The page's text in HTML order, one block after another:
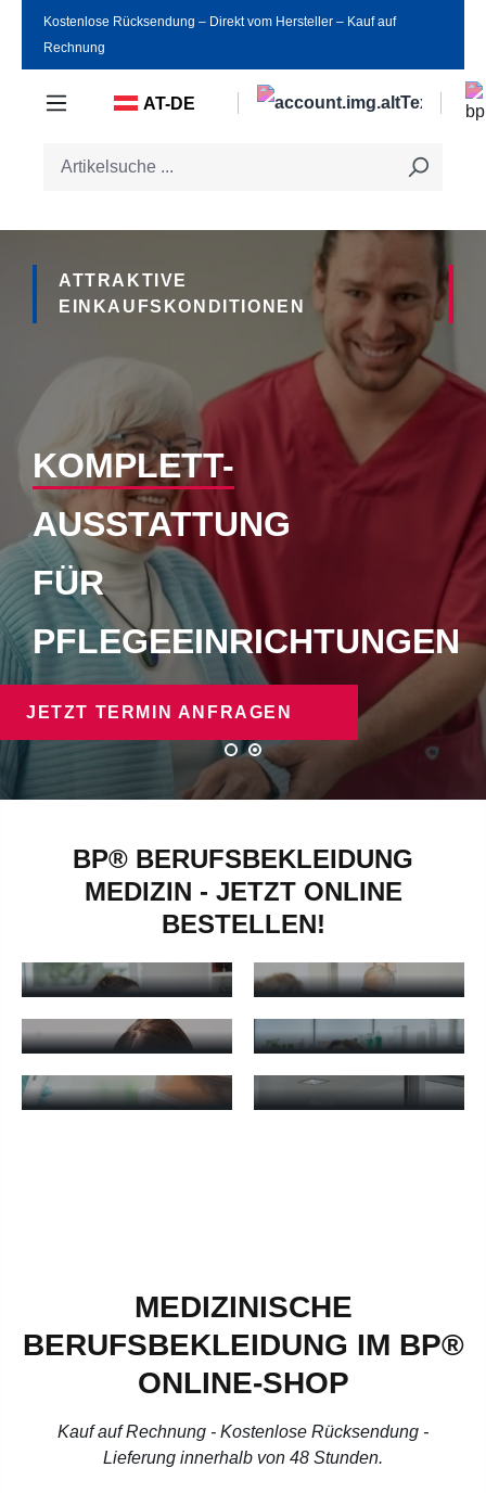
Zum Hauptinhalt springen
Kostenlose Rücksendung ‒ Direkt vom Hersteller ‒ Kauf auf
Rechnung
AT-DE
ATTRAKTIVE
EINKAUFSKONDITIONEN
KOMPLETT-
AUSSTATTUNG
FÜR
PFLEGEEINRICHTUNGEN
JETZT TERMIN ANFRAGEN
BP® BERUFSBEKLEIDUNG
MEDIZIN - JETZT ONLINE
BESTELLEN!
Altenpflege - mehr erfahren Arztpraxen - mehr erfahren
ZAHNARZTPRAXEN
Zahnarztpraxen - mehr erfahren
APOTHEKEN
Apotheken - mehr erfahren
LABORE
Labore - mehr erfahren
KLINIKEN
KRANKENPFLEGE
Kliniken Krankenpflege -
MEDIZINISCHE
BERUFSBEKLEIDUNG IM BP®
ONLINE-SHOP
Kauf auf Rechnung - Kostenlose Rücksendung -
Lieferung innerhalb von 48 Stunden.